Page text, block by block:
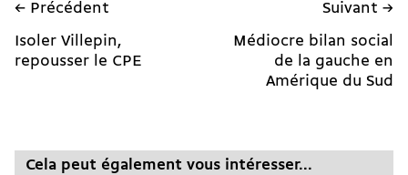
← Précédent
Isoler Villepin,
repousser le CPE
Suivant →
Médiocre bilan social
de la gauche en
Amérique du Sud
Cela peut également vous intéresser...